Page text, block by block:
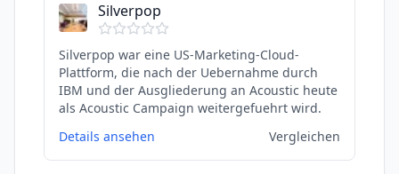
Silverpop
Silverpop war eine US-Marketing-Cloud-
Plattform, die nach der Uebernahme durch
IBM und der Ausgliederung an Acoustic heute
als Acoustic Campaign weitergefuehrt wird.
Details ansehen
Vergleichen